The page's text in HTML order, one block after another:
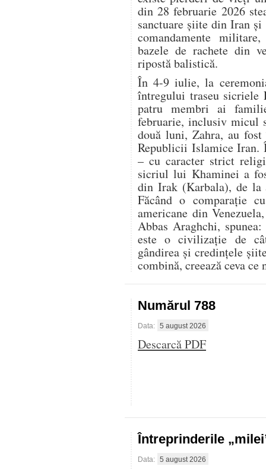
din 28 februarie 2026
sanctuare șiite din Iran
comandamente
bazele de rachete din
ripostă balistică.
În 4-9 iulie, la
întregului traseu
patru membri ai
februarie, inclusiv micul
două luni, Zahra, au
Republicii Islamice Iran.
– cu caracter strict
sicriul lui Khaminei a
din Irak (Karbala), de
Făcând o comparație
americane din
Abbas Araghchi,
este o civilizație de
gândirea și credințele
combină, creează ceva
Numărul 788
Data: 5 august 2026
Descarcă PDF
Întreprinderile
Data: 5 august 2026